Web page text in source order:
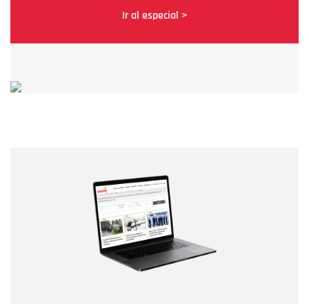
Ir al especial >
Correo electrónico
Tipo de comentario